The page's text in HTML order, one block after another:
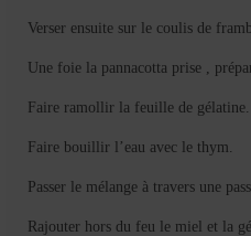
Verser ensuite sur le coulis de
Une foie la pannacotta prise ,
Faire ramollir la feuille de gélatine.
Faire bouillir l’eau avec le thym.
Passer le mélange à travers une
Rajouter hors du feu le miel et la